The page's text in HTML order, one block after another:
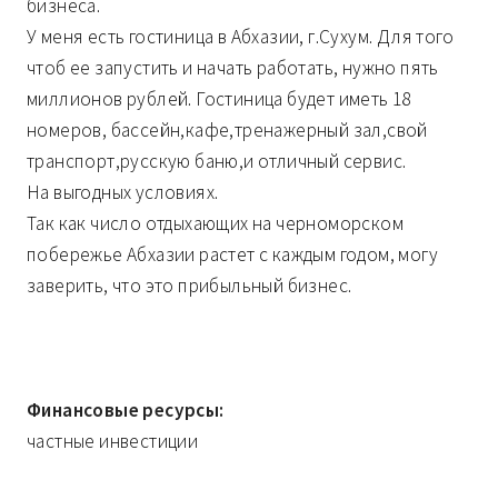
бизнеса.
У меня есть гостиница в Абхазии, г.Сухум. Для того
чтоб ее запустить и начать работать, нужно пять
миллионов рублей. Гостиница будет иметь 18
номеров, бассейн,кафе,тренажерный зал,свой
транспорт,русскую баню,и отличный сервис.
На выгодных условиях.
Так как число отдыхающих на черноморском
побережье Абхазии растет с каждым годом, могу
заверить, что это прибыльный бизнес.
Финансовые ресурсы:
частные инвестиции